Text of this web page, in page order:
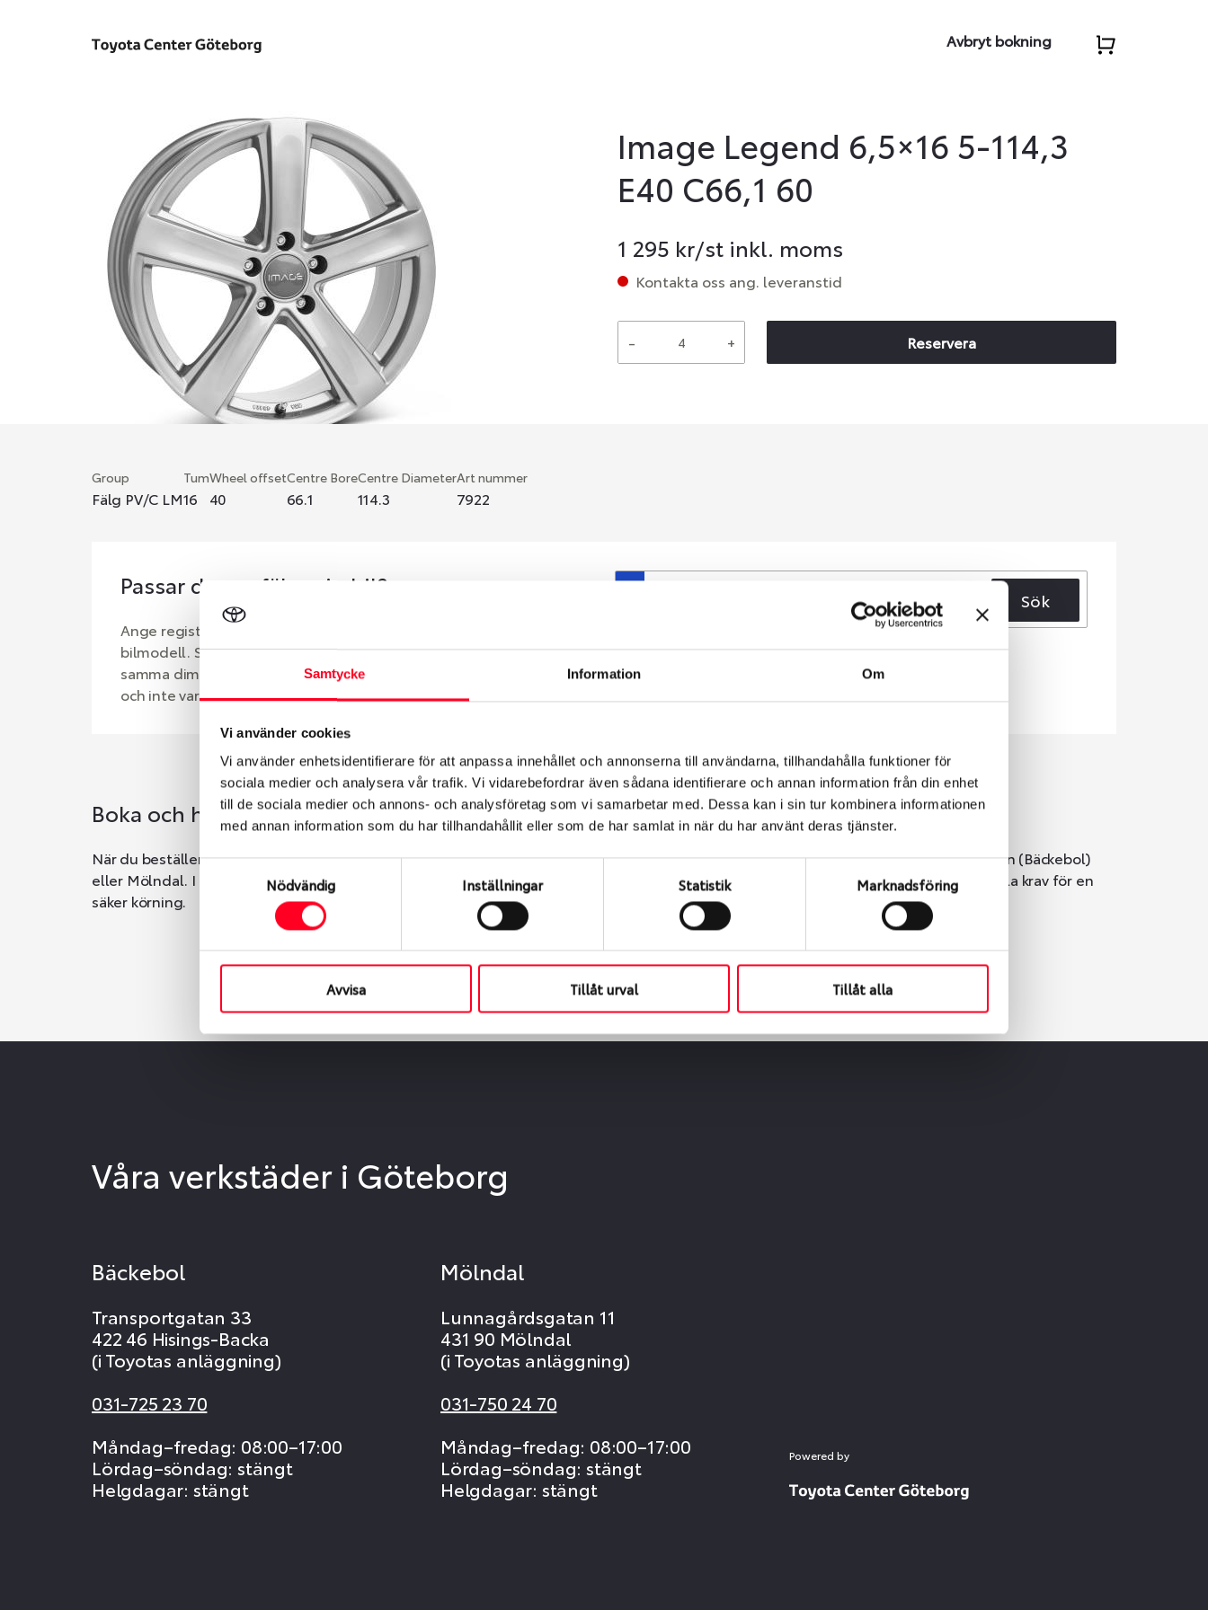
Samtycke Information Om
Vi använder cookies
Vi använder enhetsidentifierare för att anpassa innehållet och annonserna till användarna, tillhandahålla funktioner för
sociala medier och analysera vår trafik. Vi vidarebefordrar även sådana identifierare och annan information från din enhet
till de sociala medier och annons- och analysföretag som vi samarbetar med. Dessa kan i sin tur kombinera informationen
med annan information som du har tillhandahållit eller som de har samlat in när du har använt deras tjänster.
Samtyckesval
Nödvändig Inställningar Statistik Marknadsföring
Avvisa Tillåt urval Tillåt alla
Avbryt bokning
Image Legend 6,5×16 5-114,3
E40 C66,1 60
1 295 kr/st inkl. moms
Kontakta oss ang. leveranstid
- + Reservera
Group
Fälg PV/C LM
Tum
16
Wheel offset
40
Centre Bore
66.1
Centre Diameter
114.3
Art nummer
7922
Passar denna fälg min bil?
Ange registreringsnummer för att se om den fälg du valt passar din
bilmodell. Se till att kolla en extra gång så att däck och fälg har
samma dimensioner. Ibland kan fälgen ha bytts ut under årens lopp
och inte vara samma dimension som bilen hade ut från fabrik.
Sök
Boka och hämta hos Däckspecialen
När du beställer dina nya däck eller fälgar hos oss levereras de direkt till någon av våra däckverkstäder i Göteborg. Välj mellan Hisingen (Bäckebol)
eller Mölndal. I beställningen anger du datum och tid för upphämtning eller service. När vi byter dina däck ser vi till att de uppfyller alla krav för en
säker körning.
Våra verkstäder i Göteborg
Bäckebol
Transportgatan 33
422 46 Hisings-Backa
(i Toyotas anläggning)
031-725 23 70
Måndag–fredag: 08:00–17:00
Lördag–söndag: stängt
Helgdagar: stängt
Mölndal
Lunnagårdsgatan 11
431 90 Mölndal
(i Toyotas anläggning)
031-750 24 70
Måndag–fredag: 08:00–17:00
Lördag–söndag: stängt
Helgdagar: stängt
Powered by